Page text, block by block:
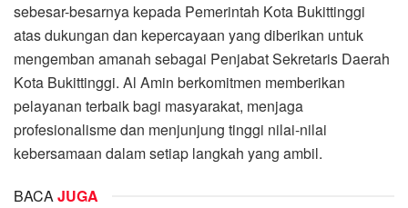
sebesar-besarnya kepada Pemerintah Kota Bukittinggi
atas dukungan dan kepercayaan yang diberikan untuk
mengemban amanah sebagai Penjabat Sekretaris Daerah
Kota Bukittinggi. Al Amin berkomitmen memberikan
pelayanan terbaik bagi masyarakat, menjaga
profesionalisme dan menjunjung tinggi nilai-nilai
kebersamaan dalam setiap langkah yang ambil.
BACAJUGA